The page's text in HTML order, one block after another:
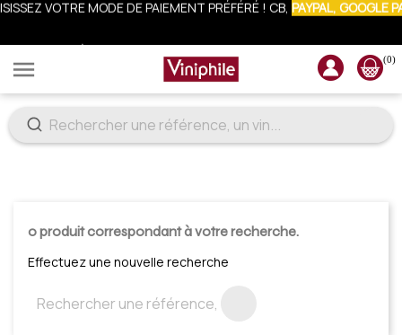
 (0)
0 produit correspondant à votre recherche.
Effectuez une nouvelle recherche